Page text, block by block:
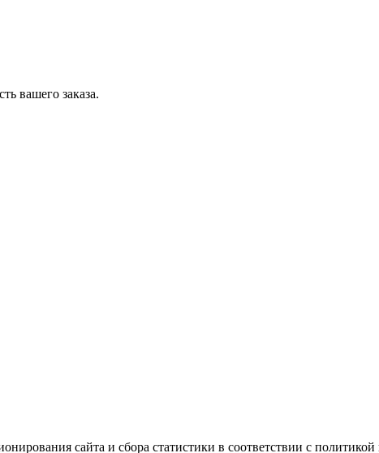
вашего заказа.
сайта и сбора статистики в соответствии с политикой